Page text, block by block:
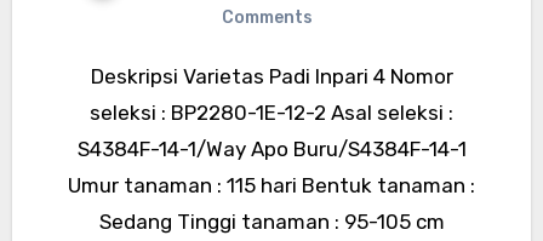
Comments
Deskripsi Varietas Padi Inpari 4 Nomor
seleksi : BP2280-1E-12-2 Asal seleksi :
S4384F-14-1/Way Apo Buru/S4384F-14-1
Umur tanaman : 115 hari Bentuk tanaman :
Sedang Tinggi tanaman : 95-105 cm